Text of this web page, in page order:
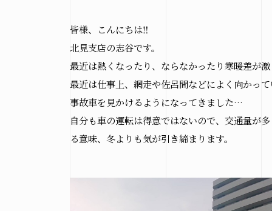
皆様、こんにちは‼
北見支店の志谷です。
最近は熱くなったり、ならなかったり寒暖差が
最近は仕事上、網走や佐呂間などによく向かっ
事故車を見かけるようになってきました…
自分も車の運転は得意ではないので、交通量が
る意味、冬よりも気が引き締まります。